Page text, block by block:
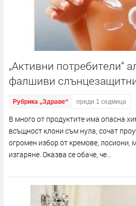
„Активни потребители“
фалшиви
Рубрика „Здраве“ преди 1 седмица
В много от продуктите има опасна
всъщност клони съм нула, сочат
огромен избор от кремове, лосиони,
изгаряне. Оказва се обаче, че...